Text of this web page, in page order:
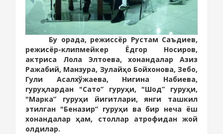
Бу орада, режиссёр Рустам Саъдиев,
режисёр-клипмейкер Ёдгор Носиров,
актриса Лола Элтоева, хонандалар Азиз
Ражабий, Манзура, Зулайҳо Бойхонова, Зебо,
Гули Асалхўжаева, Нигина Набиева,
гуруҳлардан "Сато” гуруҳи, "Шод” гуруҳи,
"Марка” гуруҳи йигитлари, янги ташкил
этилган "Беназир” гуруҳи ва бир неча ёш
хонандалар ҳам, столлар атрофидан жой
олдилар.